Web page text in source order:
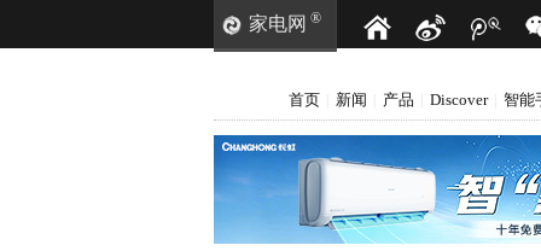
家电网 ®
首页 新闻 产品 Discover 智能